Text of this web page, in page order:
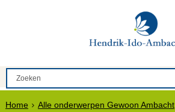
Home
Alle onderwerpen Gewoon Ambacht